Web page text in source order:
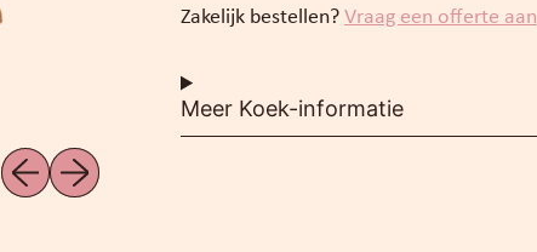
Vorig afbeelding
Volgend afbeelding
Zakelijk bestellen?Vraag een offerte aan
Meer Koek-informatie